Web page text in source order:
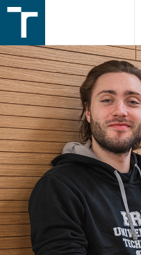
v
Brně